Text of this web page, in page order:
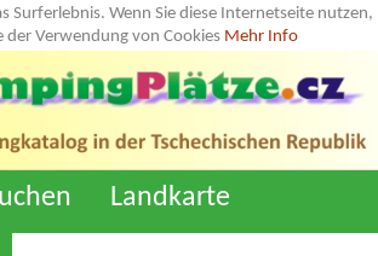
Surferlebnis. Wenn Sie diese Internetseite nutzen,
der Verwendung von Cookies Mehr Info
Landkarte